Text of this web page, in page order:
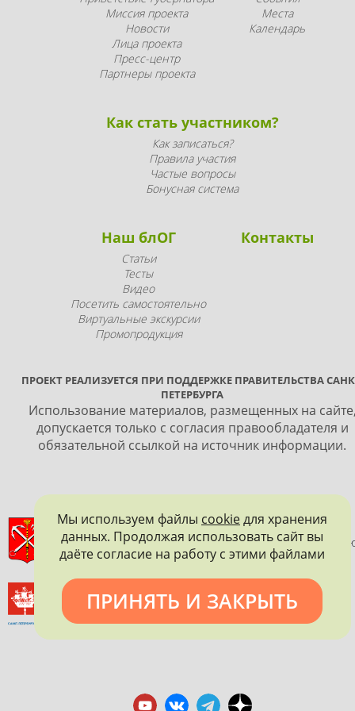
Миссия проекта
Новости
Лица проекта
Пресс-центр
Партнеры проекта
Места
Календарь
Как стать участником?
Как записаться?
Правила участия
Частые вопросы
Бонусная система
Наш блОГ
Статьи
Тесты
Видео
Посетить самостоятельно
Виртуальные экскурсии
Промопродукция
Контакты
ПРОЕКТ РЕАЛИЗУЕТСЯ ПРИ ПОДДЕРЖКЕ ПРАВИТЕЛЬСТВА
ПЕТЕРБУРГА
Использование материалов, размещенных на
допускается только с согласия правообладателя и
обязательной ссылкой на источник информации.
ПРАВИТЕЛЬСТВО САНКТ-ПЕТЕРБУРГА
КОМИТЕТ ПО ГОСУДАРСТВЕННОМУ КОНТРОЛЮ,
И ОХРАНЕ ПАМЯТНИКОВ ИСТОРИИ И КУЛЬТУРЫ
ВСЕРОССИЙСКОЕ ОБЩЕСТВО ОХРАНЫ ПАМЯТНИКОВ
ИСТОРИИ И КУЛЬТУРЫ
Мы используем файлы cookieдля хранения
данных. Продолжая использовать сайт вы
даёте согласие на работу с этими файлами
ПРИНЯТЬ И ЗАКРЫТЬ